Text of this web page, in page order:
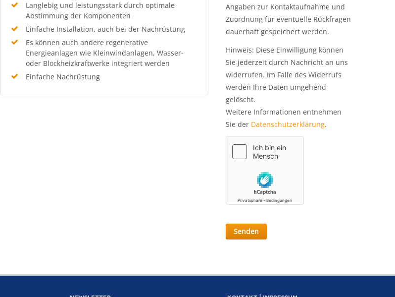
Langlebig und leistungsstark durch optimale
Abstimmung der Komponenten
Einfache Installation, auch bei der Nachrüstung
Es können auch andere regenerative
Energieanlagen wie Kleinwindanlagen, Wasser-
oder Blockheizkraftwerke integriert werden
Einfache Nachrüstung
Angaben zur Kontaktaufnahme und
Zuordnung für eventuelle Rückfragen
dauerhaft gespeichert werden.
Hinweis: Diese Einwilligung können
Sie jederzeit durch Nachricht an uns
widerrufen. Im Falle des Widerrufs
werden Ihre Daten umgehend
gelöscht.
Weitere Informationen entnehmen
Sie der Datenschutzerklärung.